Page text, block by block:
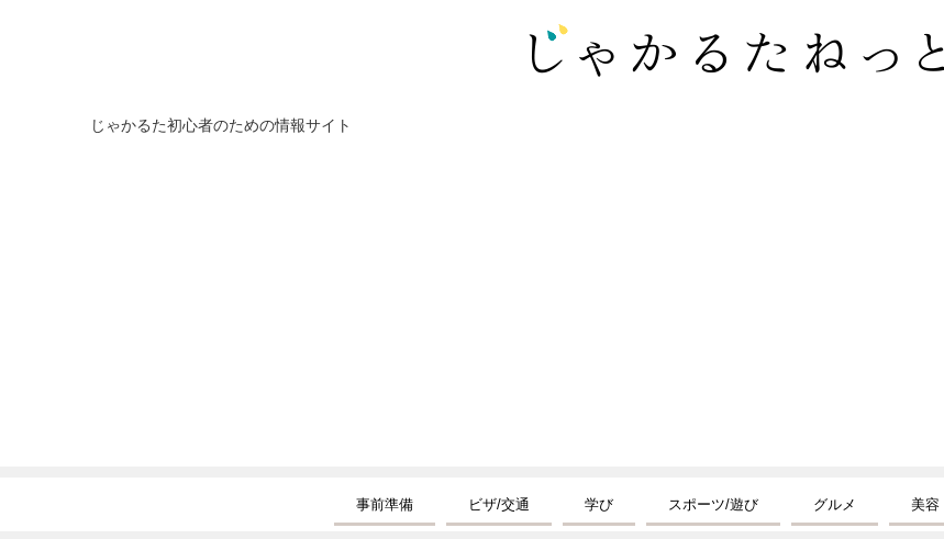
じゃかるた初心者のための情報サイト
事前準備 ビザ/交通 学び スポーツ/遊び グルメ 美容